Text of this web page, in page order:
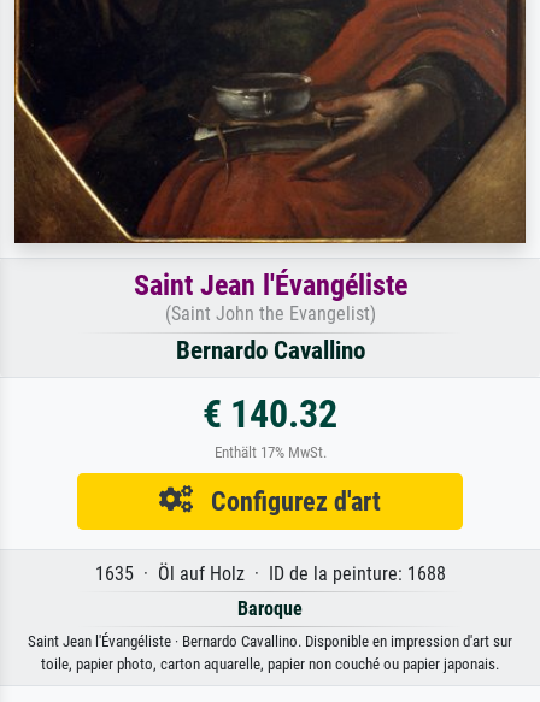
Saint Jean l'Évangéliste
(Saint John the Evangelist)
Bernardo Cavallino
€ 140.32
Enthält 17% MwSt.
Configurez d'art
1635 · Öl auf Holz · ID de la peinture: 1688
Baroque
Saint Jean l'Évangéliste · Bernardo Cavallino. Disponible en impression d'art sur
toile, papier photo, carton aquarelle, papier non couché ou papier japonais.